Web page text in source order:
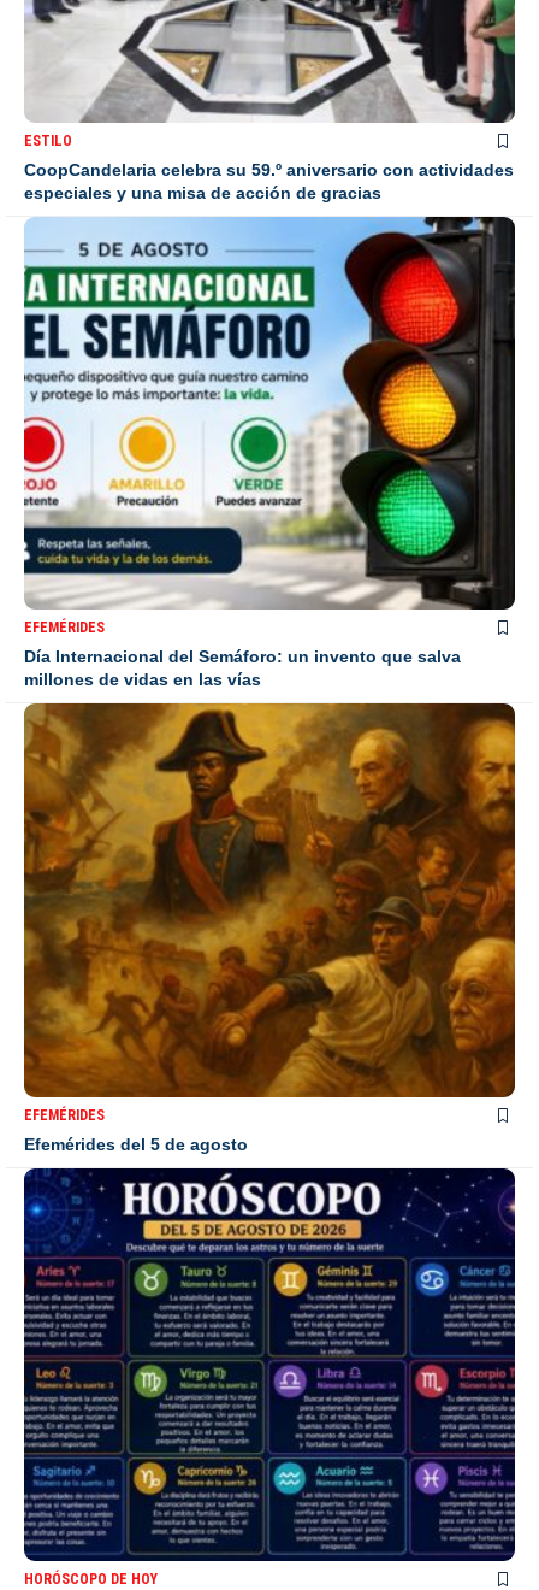
ESTILO
CoopCandelaria celebra su 59.º aniversario con actividades
especiales y una misa de acción de gracias
EFEMÉRIDES
Día Internacional del Semáforo: un invento que salva
millones de vidas en las vías
EFEMÉRIDES
Efemérides del 5 de agosto
HORÓSCOPO DE HOY